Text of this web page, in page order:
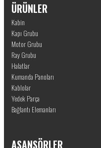
ÜRÜNLER
Kabin
Kapı Grubu
Motor Grubu
Ray Grubu
Halatlar
Kumanda Panoları
Kablolar
Yedek Parça
Bağlantı Elemanları
ASANSÖRLER